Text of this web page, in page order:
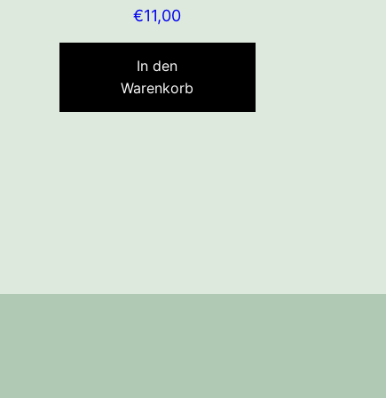
€11,00
In den
Warenkorb